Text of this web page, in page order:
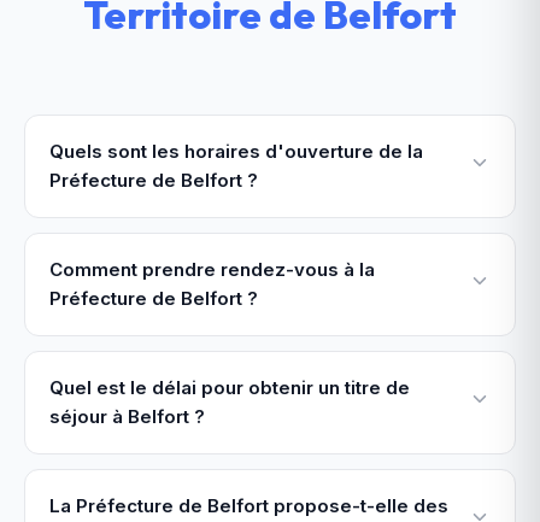
Territoire de Belfort
Quels sont les horaires d'ouverture de la
Préfecture de Belfort ?
Comment prendre rendez-vous à la
Préfecture de Belfort ?
Quel est le délai pour obtenir un titre de
séjour à Belfort ?
La Préfecture de Belfort propose-t-elle des